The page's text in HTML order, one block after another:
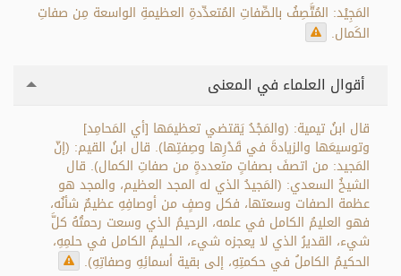
المَجِيْد: المُتَّصِفُ بالصِّفاتِ المُتعدِّدةِ العظيمةِ الواسعة مِن صفاتِ
الكَمال.
أقوال العلماء في المعنى
قال ابنُ تيمية: (والمَجْدُ يَقتضي تعظيمَها [أي المَحامِد]
وتوسيعَها والزيادةَ في قَدْرِها وصِفتِها). قال ابنُ القيم: (إنّ
المَجيد: من اتصفَ بصفاتٍ متعددةٍ من صفاتِ الكمال). قال
الشيخُ السعدي: (المَجيدُ الذي له المجد العظيم، والمجد هو
عظمة الصفات وسعتها، فكل وصفٍ من أوصافِهِ عظيمٌ شأنُه،
فهو العليمُ الكامل في علمه، الرحيمُ الذي وسعت رحمتُهُ كلَّ
شيء، القديرُ الذي لا يعجزه شيء، الحليمُ الكامل في حلمِهِ،
الحكيمُ الكاملُ في حكمتِهِ، إلى بقية أسمائِهِ وصفاتِهِ).